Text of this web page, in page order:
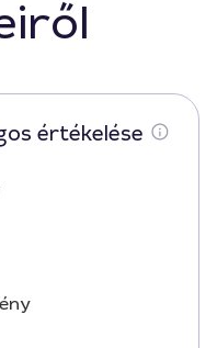
értékelése